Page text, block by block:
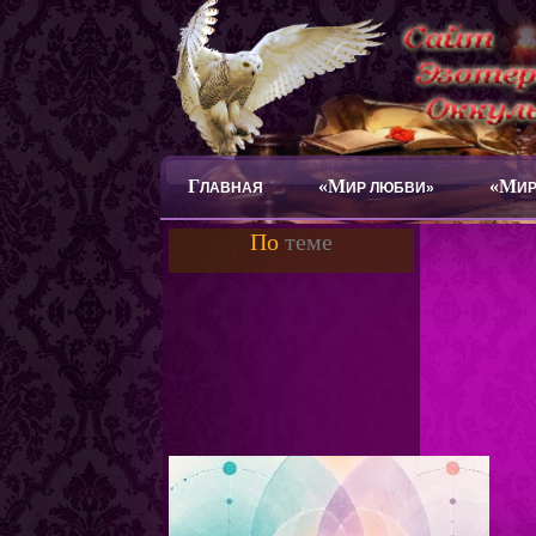
ГЛАВНАЯ «МИР ЛЮБВИ» «М
По теме